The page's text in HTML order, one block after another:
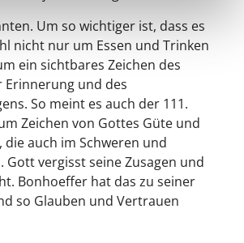
Um so wichtiger ist, dass es
nicht nur um Essen und Trinken
ein sichtbares Zeichen des
Erinnerung und des
So meint es auch der 111.
Zeichen von Gottes Güte und
die auch im Schweren und
Gott vergisst seine Zusagen und
Bonhoeffer hat das zu seiner
so Glauben und Vertrauen